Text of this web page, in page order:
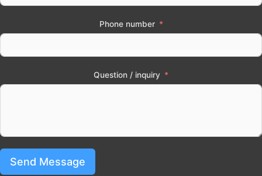
Phone number
Question / inquiry
Send Message